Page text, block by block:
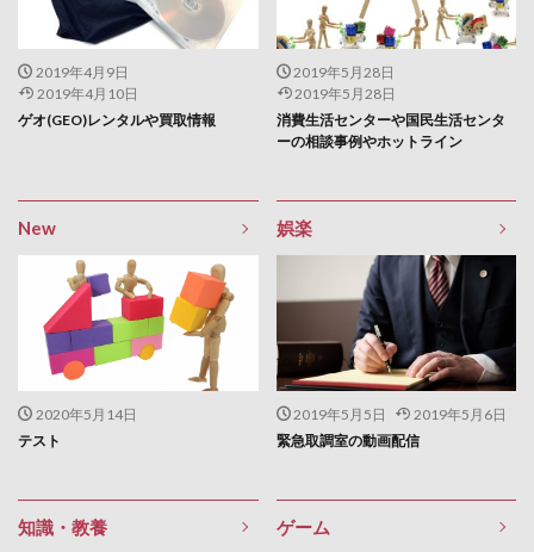
2019年4月9日
2019年4月10日
ゲオ(GEO)レンタルや買取情報
2019年5月28日
2019年5月28日
消費生活センターや国民生活センタ
ーの相談事例やホットライン
New
2020年5月14日
テスト
娯楽
2019年5月5日 2019年5月6日
緊急取調室の動画配信
知識・教養 ゲーム